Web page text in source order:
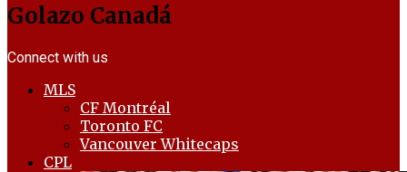
Golazo Canadá
Connect with us
MLS
CF Montréal
Toronto FC
Vancouver Whitecaps
CPL